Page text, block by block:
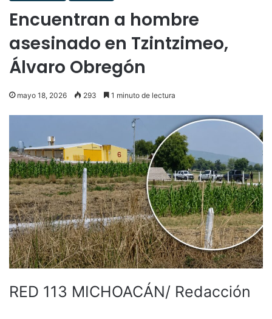
Encuentran a hombre
asesinado en Tzintzimeo,
Álvaro Obregón
mayo 18, 2026 293 1 minuto de lectura
RED 113 MICHOACÁN/ Redacción